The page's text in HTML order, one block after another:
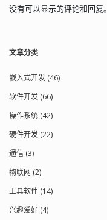
没有可以显示的评论和回复。
文章分类
嵌入式开发 (46)
软件开发 (66)
操作系统 (42)
硬件开发 (22)
通信 (3)
物联网 (2)
工具软件 (14)
兴趣爱好 (4)